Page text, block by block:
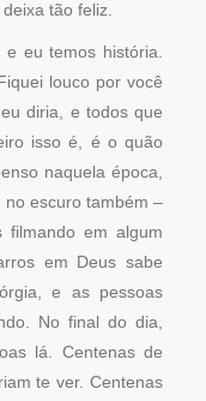
tão feliz.
eu temos história.
louco por você
diria, e todos que
isso é, é o quão
naquela época,
escuro também –
filmando em algum
em Deus sabe
e as pessoas
No final do dia,
lá. Centenas de
te ver. Centenas